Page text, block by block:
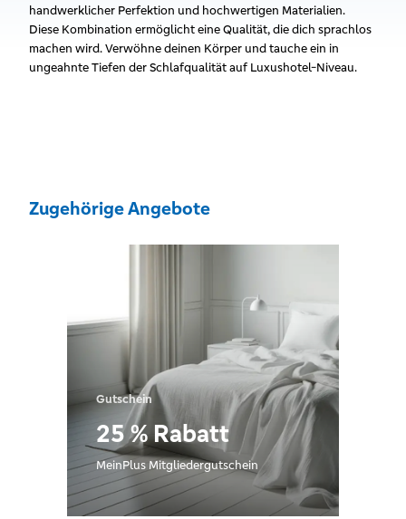
handwerklicher Perfektion und hochwertigen Materialien.
Diese Kombination ermöglicht eine Qualität, die dich sprachlos
machen wird. Verwöhne deinen Körper und tauche ein in
ungeahnte Tiefen der Schlafqualität auf Luxushotel-Niveau.
Zugehörige Angebote
Gutschein
25 % Rabatt
MeinPlus Mitgliedergutschein